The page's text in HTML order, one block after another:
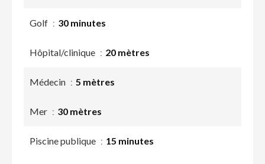
Golf 30 minutes
Hôpital/clinique 20 mètres
Médecin 5 mètres
Mer 30 mètres
Piscine publique 15 minutes